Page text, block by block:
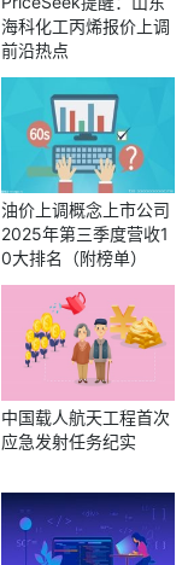
海科化工丙烯报价上调
前沿热点
油价上调概念上市公司
2025年第三季度营收1
0大排名（附榜单）
中国载人航天工程首次
应急发射任务纪实